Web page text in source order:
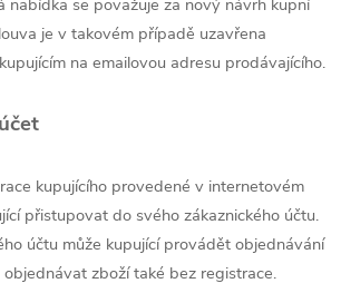
je v takovém případě uzavřena
na emailovou adresu prodávajícího.
kupujícího provedené v internetovém
přistupovat do svého zákaznického účtu.
účtu může kupující provádět objednávání
objednávat zboží také bez registrace.